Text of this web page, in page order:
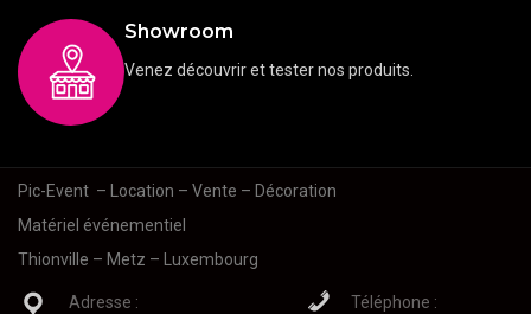
Showroom
Venez découvrir et tester nos produits.
Pic-Event – Location – Vente – Décoration
Matériel événementiel
Thionville – Metz – Luxembourg
Adresse :
Téléphone :